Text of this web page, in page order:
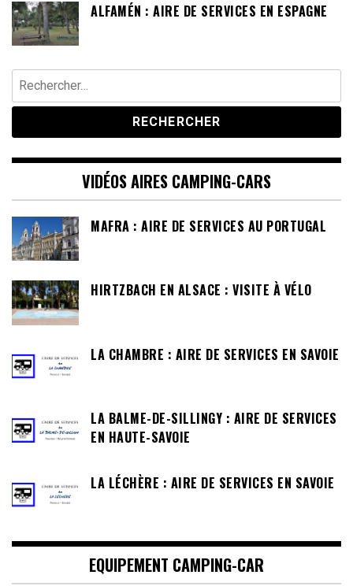
ALFAMÉN : AIRE DE SERVICES EN ESPAGNE
Rechercher :
VIDÉOS AIRES CAMPING-CARS
MAFRA : AIRE DE SERVICES AU PORTUGAL
HIRTZBACH EN ALSACE : VISITE À VÉLO
LA CHAMBRE : AIRE DE SERVICES EN SAVOIE
LA BALME-DE-SILLINGY : AIRE DE SERVICES
EN HAUTE-SAVOIE
LA LÉCHÈRE : AIRE DE SERVICES EN SAVOIE
EQUIPEMENT CAMPING-CAR